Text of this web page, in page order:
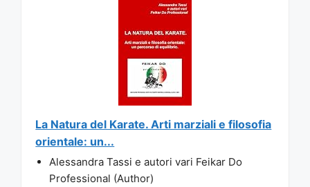
La Natura del Karate. Arti marziali e filosofia
orientale: un...
Alessandra Tassi e autori vari Feikar Do
Professional (Author)